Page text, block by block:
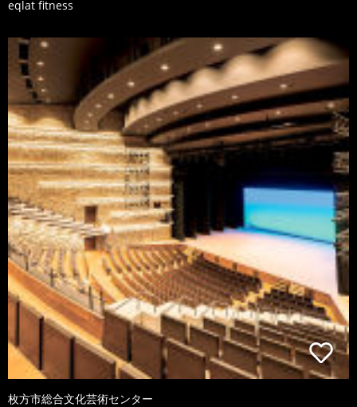
eqlat fitness
枚方市総合文化芸術センター